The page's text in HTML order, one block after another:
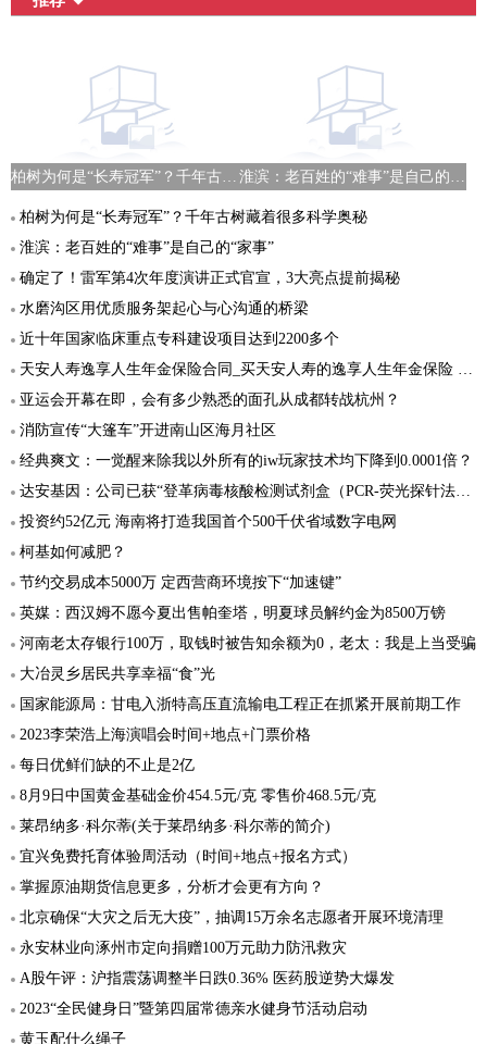
柏树为何是“长寿冠军”？千年古树藏着很多科学奥秘 淮滨：老百姓的“难事”是自己的“家事”
柏树为何是“长寿冠军”？千年古树藏着很多科学奥秘
淮滨：老百姓的“难事”是自己的“家事”
确定了！雷军第4次年度演讲正式官宣，3大亮点提前揭秘
水磨沟区用优质服务架起心与心沟通的桥梁
近十年国家临床重点专科建设项目达到2200多个
天安人寿逸享人生年金保险合同_买天安人寿的逸享人生年金保险 有保障吗
亚运会开幕在即，会有多少熟悉的面孔从成都转战杭州？
消防宣传“大篷车”开进南山区海月社区
经典爽文：一觉醒来除我以外所有的iw玩家技术均下降到0.0001倍？
达安基因：公司已获“登革病毒核酸检测试剂盒（PCR-荧光探针法）”的医疗器械注册证
投资约52亿元 海南将打造我国首个500千伏省域数字电网
柯基如何减肥？
节约交易成本5000万 定西营商环境按下“加速键”
英媒：西汉姆不愿今夏出售帕奎塔，明夏球员解约金为8500万镑
河南老太存银行100万，取钱时被告知余额为0，老太：我是上当受骗
大冶灵乡居民共享幸福“食”光
国家能源局：甘电入浙特高压直流输电工程正在抓紧开展前期工作
2023李荣浩上海演唱会时间+地点+门票价格
每日优鲜们缺的不止是2亿
8月9日中国黄金基础金价454.5元/克 零售价468.5元/克
莱昂纳多·科尔蒂(关于莱昂纳多·科尔蒂的简介)
宜兴免费托育体验周活动（时间+地点+报名方式）
掌握原油期货信息更多，分析才会更有方向？
北京确保“大灾之后无大疫”，抽调15万余名志愿者开展环境清理
永安林业向涿州市定向捐赠100万元助力防汛救灾
A股午评：沪指震荡调整半日跌0.36% 医药股逆势大爆发
2023“全民健身日”暨第四届常德亲水健身节活动启动
黄玉配什么绳子